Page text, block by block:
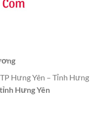
Hưng Yên – Tỉnh Hưng
Hưng Yên